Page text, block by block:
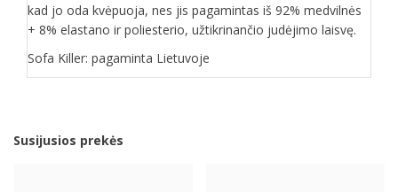
kad jo oda kvėpuoja, nes jis pagamintas iš 92% medvilnės
+ 8% elastano ir poliesterio, užtikrinančio judėjimo laisvę.
Sofa Killer: pagaminta Lietuvoje
Susijusios prekės